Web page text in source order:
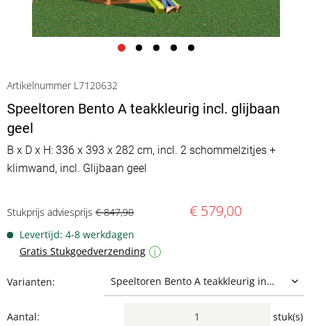
Artikelnummer L7120632
Speeltoren Bento A teakkleurig incl. glijbaan
geel
B x D x H: 336 x 393 x 282 cm, incl. 2 schommelzitjes +
klimwand, incl. Glijbaan geel
Stukprijs adviesprijs € 847,90 € 579,00
Levertijd: 4-8 werkdagen
Gratis Stukgoedverzending
i
Varianten:
Aantal: stuk(s)